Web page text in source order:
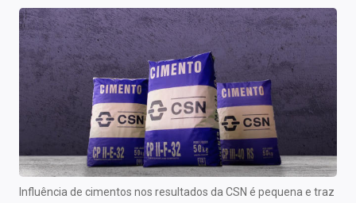
Influência de cimentos nos resultados da CSN é pequena e traz